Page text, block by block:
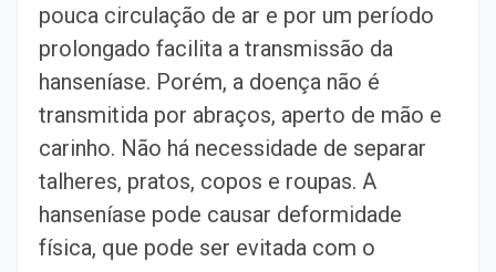
pouca circulação de ar e por um período
prolongado facilita a transmissão da
hanseníase. Porém, a doença não é
transmitida por abraços, aperto de mão e
carinho. Não há necessidade de separar
talheres, pratos, copos e roupas. A
hanseníase pode causar deformidade
física, que pode ser evitada com o